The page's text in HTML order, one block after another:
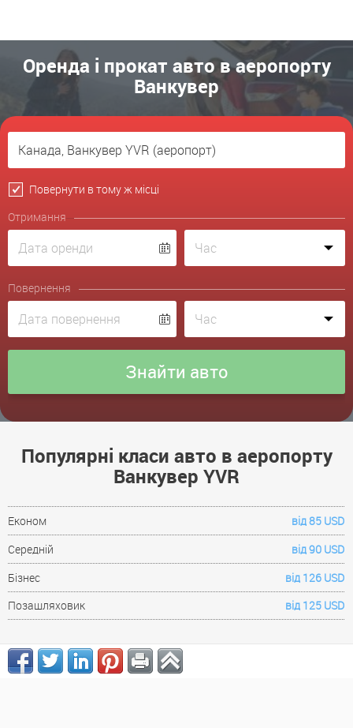
Оренда і прокат авто в аеропорту
Ванкувер
Повернути в тому ж місці
Отримання
Повернення
Популярні класи авто в аеропорту
Ванкувер YVR
Економ
від 85 USD
Середній
від 90 USD
Бізнес
від 126 USD
Позашляховик
від 125 USD